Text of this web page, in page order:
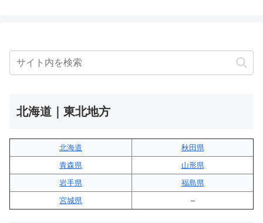
北海道｜東北地方
北海道
秋田県
青森県
山形県
岩手県
福島県
宮城県
–